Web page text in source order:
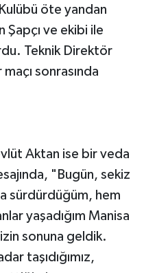
öte yandan
Şapçı ve ekibi ile
Teknik Direktör
sonrasında
Aktan ise bir veda
"Bugün, sekiz
sürdürdüğüm, hem
yaşadığım Manisa
sonuna geldik.
taşıdığımız,